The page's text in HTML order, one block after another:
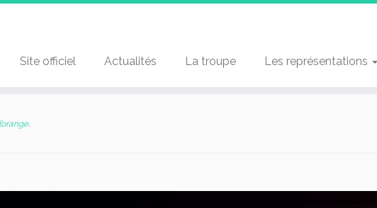
Site officiel Actualités La troupe Les représentations
.